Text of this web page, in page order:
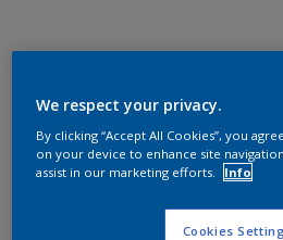
We respect your privacy.
By clicking “Accept All Cookies”, you
on your device to enhance site
assist in our marketing efforts.
Info
Cookies